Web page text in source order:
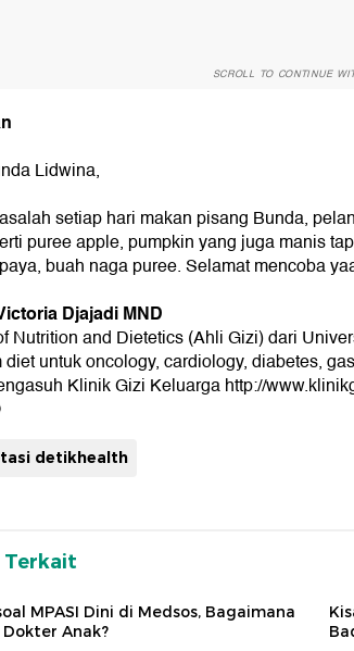
SCROLL TO CONTINUE
Lidwina,
setiap hari makan pisang Bunda,
puree apple, pumpkin yang juga manis
buah naga puree. Selamat mencoba
Djajadi MND
Nutrition and Dietetics (Ahli Gizi) dari
diet untuk oncology, cardiology, diabetes,
Klinik Gizi Keluarga http://
detikhealth
Terkait
MPASI Dini di Medsos, Bagaimana
Anak?